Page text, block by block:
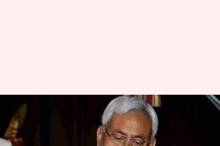
बिहार: NDA विधायक दल के नेता
चुने गए नीतीश कुमार, लगातार चौथी
बार बनेंगे मुख्यमंत्री